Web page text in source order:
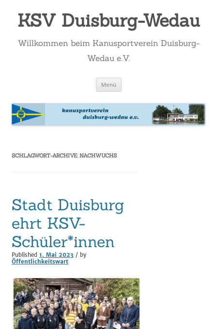
KSV Duisburg-Wedau
Willkommen beim Kanusportverein Duisburg-
Wedau e.V.
Menü Zum
springen
SCHLAGWORT-ARCHIVE: NACHWUCHS
Stadt Duisburg
ehrt KSV-
Schüler*innen
Published 1. Mai 2023 / by
Öffentlichkeitswart